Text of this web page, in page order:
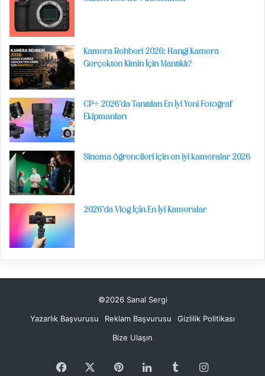
Kamera Rehberi 2026: Hangi Kamera
Gerçekten Kimin İçin Mantıklı?
CP+ 2026’da Tanıtılan En İyi Yeni Fotoğraf
Ekipmanları
Sinema öğrencileri için en iyi kameralar 2026
2026’da Vlog İçin En İyi Kameralar
©2026 Sanal Sergi
Yazarlık Başvurusu
Reklam Başvurusu
Gizlilik Politikası
Bize Ulaşın
Facebook PinterestLinkedInTumblrInstagram